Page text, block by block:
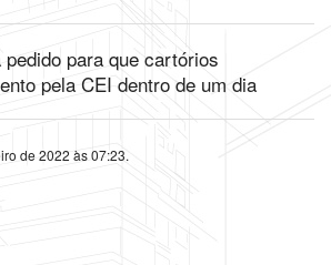
para que cartórios
pela CEI dentro de um dia
de 2022 às 07:23.